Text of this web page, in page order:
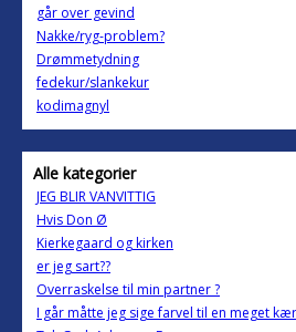
går over gevind
Nakke/ryg-problem?
Drømmetydning
fedekur/slankekur
kodimagnyl
Alle kategorier
JEG BLIR VANVITTIG
Hvis Don Ø
Kierkegaard og kirken
er jeg sart??
Overraskelse til min partner ?
I går måtte jeg sige farvel til en meget